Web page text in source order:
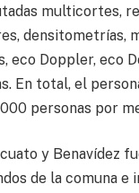
multicortes,
densitometrías,
eco Doppler, eco
En total, el
personas por
y Benavídez
de la comuna e